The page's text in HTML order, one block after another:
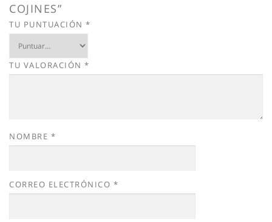
COJINES”
TU PUNTUACIÓN *
TU VALORACIÓN *
NOMBRE *
CORREO ELECTRÓNICO *